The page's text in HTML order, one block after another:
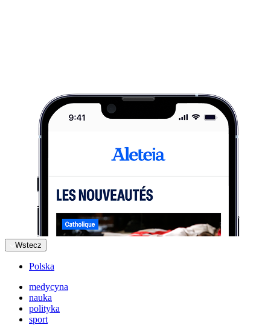
Wstecz
Polska
medycyna
nauka
polityka
sport